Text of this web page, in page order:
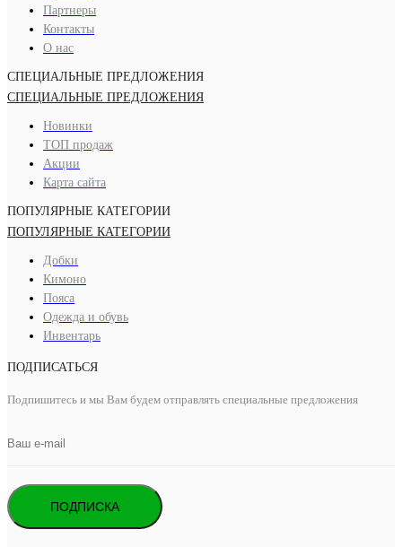
Партнеры
Контакты
О нас
СПЕЦИАЛЬНЫЕ ПРЕДЛОЖЕНИЯ
СПЕЦИАЛЬНЫЕ ПРЕДЛОЖЕНИЯ
Новинки
ТОП продаж
Акции
Карта сайта
ПОПУЛЯРНЫЕ КАТЕГОРИИ
ПОПУЛЯРНЫЕ КАТЕГОРИИ
Добки
Кимоно
Пояса
Одежда и обувь
Инвентарь
ПОДПИСАТЬСЯ
Подпишитесь и мы Вам будем отправлять специальные предложения
ПОДПИСКА